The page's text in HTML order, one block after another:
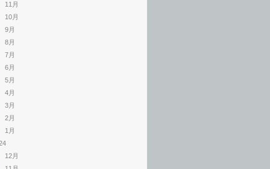
11月
10月
9月
8月
7月
6月
5月
4月
3月
2月
1月
12月